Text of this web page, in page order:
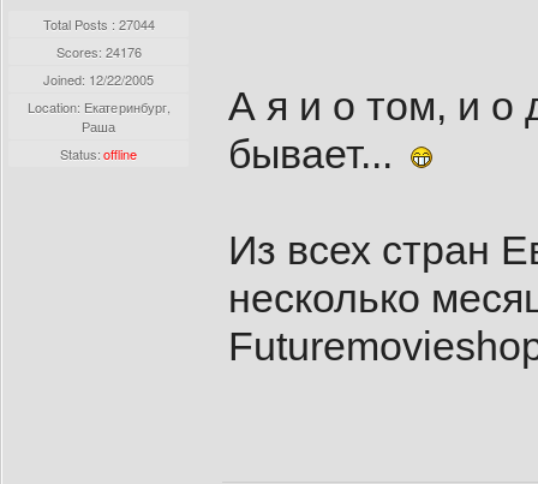
Total Posts : 27044
Scores: 24176
Joined: 12/22/2005
Location: Екатеринбург,
Раша
Status:offline
А я и о том, и о
бывает...
Из всех стран
несколько